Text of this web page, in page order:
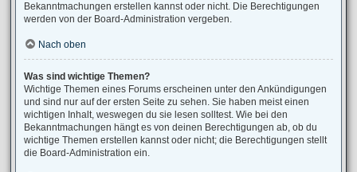
Bekanntmachungen erstellen kannst oder nicht. Die Berechtigungen
werden von der Board-Administration vergeben.
Nach oben
Was sind wichtige Themen?
Wichtige Themen eines Forums erscheinen unter den Ankündigungen
und sind nur auf der ersten Seite zu sehen. Sie haben meist einen
wichtigen Inhalt, weswegen du sie lesen solltest. Wie bei den
Bekanntmachungen hängt es von deinen Berechtigungen ab, ob du
wichtige Themen erstellen kannst oder nicht; die Berechtigungen stellt
die Board-Administration ein.